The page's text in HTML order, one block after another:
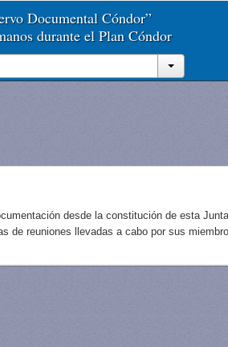
Documental Cóndor”
durante el Plan Cóndor
desde la constitución de esta
de reuniones llevadas a cabo por sus